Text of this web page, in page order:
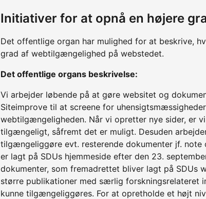
Initiativer for at opnå en højere
Det offentlige organ har mulighed for at beskrive,
grad af webtilgængelighed på webstedet.
Det offentlige organs beskrivelse:
Vi arbejder løbende på at gøre websitet og
Siteimprove til at screene for
webtilgængeligheden. Når vi opretter nye sider, er
tilgængeligt, såfremt det er muligt. Desuden
tilgængeliggøre evt. resterende dokumenter jf. note
er lagt på SDUs hjemmeside efter den 23.
dokumenter, som fremadrettet bliver lagt på SDUs
større publikationer med særlig forskningsrelateret
kunne tilgængeliggøres. For at opretholde et højt